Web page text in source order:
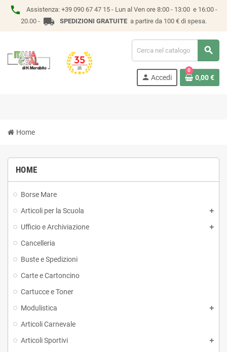
phone Assistenza: +39 090 67 47 15 - Lun al Ven ore 8:00 - 13:00 e 16:00 -
20.00 - local_shipping SPEDIZIONI GRATUITEa partire da 100 € di spesa.
search
person Accedi
0
0,00 €
Home
HOME
Borse Mare
Articoli per la Scuola
Ufficio e Archiviazione
Cancelleria
Buste e Spedizioni
Carte e Cartoncino
Cartucce e Toner
Modulistica
Articoli Carnevale
Articoli Sportivi